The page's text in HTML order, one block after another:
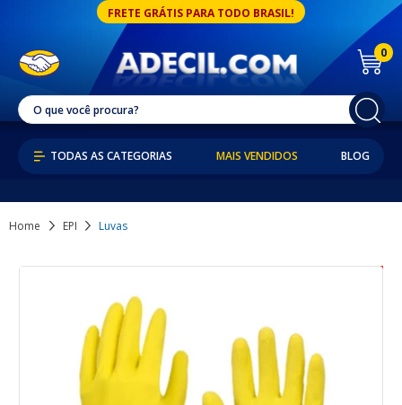
FRETE GRÁTIS PARA TODO BRASIL!
0
MAIS VENDIDOS BLOG
Home EPI Luvas